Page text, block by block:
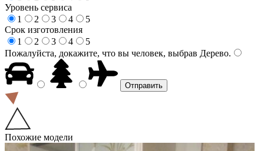
Уровень сервиса
1
2 3 4
5
Срок изготовления
1
2 3 4
5
Пожалуйста, докажите, что вы человек, выбрав Дерево.
Похожие модели